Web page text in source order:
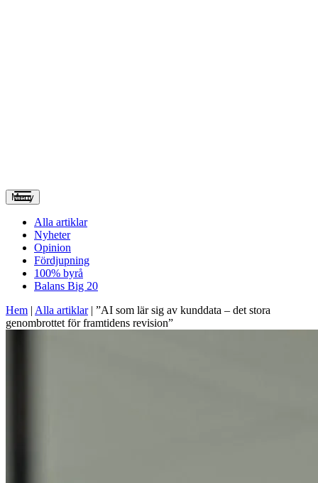
Meny
Alla artiklar
Nyheter
Opinion
Fördjupning
100% byrå
Balans Big 20
Hem | Alla artiklar| ”AI som lär sig av kunddata – det stora
genombrottet för framtidens revision”